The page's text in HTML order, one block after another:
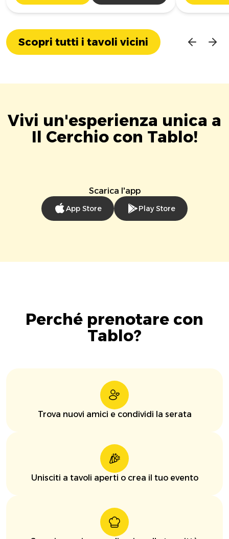
Scopri tutti i tavoli vicini
Vivi un'esperienza unica a
Il Cerchio con Tablo!
Scarica l'app
App Store Play Store
Perché prenotare con
Tablo?
Trova nuovi amici e condividi la serata
Unisciti a tavoli aperti o crea il tuo evento